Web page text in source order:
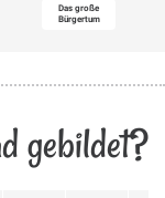
Das große
Bürgertum
gebildet?